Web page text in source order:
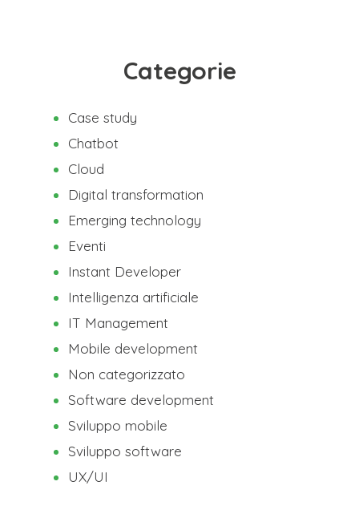
Categorie
Case study
Chatbot
Cloud
Digital transformation
Emerging technology
Eventi
Instant Developer
Intelligenza artificiale
IT Management
Mobile development
Non categorizzato
Software development
Sviluppo mobile
Sviluppo software
UX/UI